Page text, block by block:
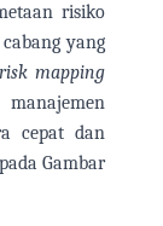
risiko
yang
risk mapping
cepat dan
Gambar